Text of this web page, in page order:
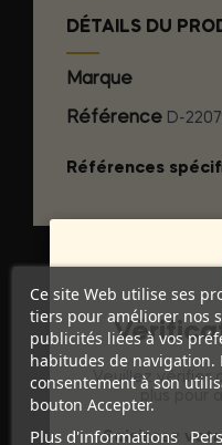
DÉTAILS DU
Marque
Référence D-
Références
Ce site Web utilise ses
tiers pour améliorer nos
publicités liées à vos
habitudes de navigation.
consentement à son
bouton Accepter.
Plus d'informations
Veuillez vérifier
plus pour
Saisissez